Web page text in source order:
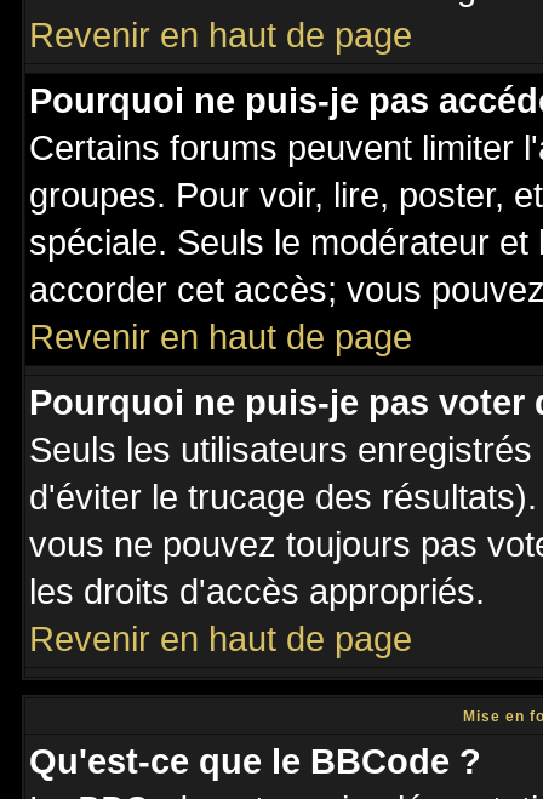
Revenir en haut de page
Pourquoi ne puis-je pas
Certains forums peuvent limiter
groupes. Pour voir, lire, poster,
spéciale. Seuls le modérateur
accorder cet accès; vous
Revenir en haut de page
Pourquoi ne puis-je pas voter
Seuls les utilisateurs
d'éviter le trucage des
vous ne pouvez toujours pas
les droits d'accès appropriés.
Revenir en haut de page
Mise en
Qu'est-ce que le BBCode ?